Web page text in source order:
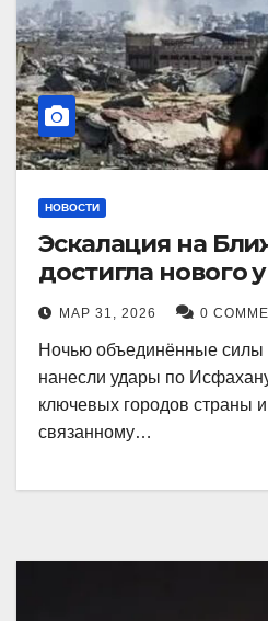
НОВОСТИ
Эскалация на
достигла нового
МАР 31, 2026 0
Ночью объединённые
нанесли удары по
ключевых городов страны
связанному…